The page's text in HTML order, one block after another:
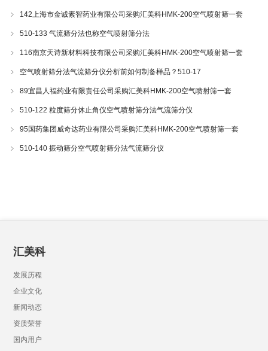
142上海市金诚素智药业有限公司采购汇美科HMK-200空气喷射筛一套
510-133 气流筛分法也称空气喷射筛分法
116南京天诗新材料科技有限公司采购汇美科HMK-200空气喷射筛一套
空气喷射筛分法气流筛分仪分析前如何制备样品？510-17
89宜昌人福药业有限责任公司采购汇美科HMK-200空气喷射筛一套
510-122 粒度筛分休止角仪空气喷射筛分法气流筛分仪
95国药集团威奇达药业有限公司采购汇美科HMK-200空气喷射筛一套
510-140 振动筛分空气喷射筛分法气流筛分仪
汇美科
发展历程
企业文化
新闻动态
资质荣誉
国内用户